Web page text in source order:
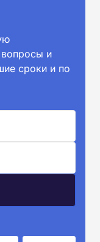
вопросы и
сроки и по